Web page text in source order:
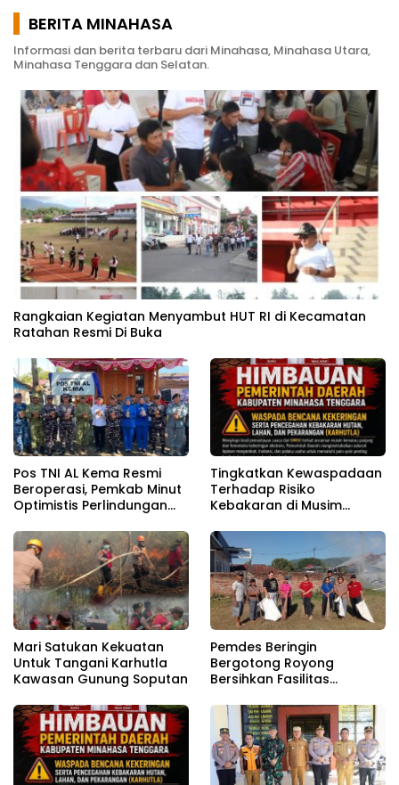
BERITA MINAHASA
Informasi dan berita terbaru dari Minahasa, Minahasa Utara,
Minahasa Tenggara dan Selatan.
Rangkaian Kegiatan Menyambut HUT RI di Kecamatan
Ratahan Resmi Di Buka
Pos TNI AL Kema Resmi
Beroperasi, Pemkab Minut
Optimistis Perlindungan
Tingkatkan Kewaspadaan
Terhadap Risiko
Kebakaran di Musim
Mari Satukan Kekuatan
Untuk Tangani Karhutla
Kawasan Gunung Soputan
Pemdes Beringin
Bergotong Royong
Bersihkan Fasilitas
81